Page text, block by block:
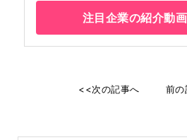
注目企業の紹介動
<<次の記事へ 前